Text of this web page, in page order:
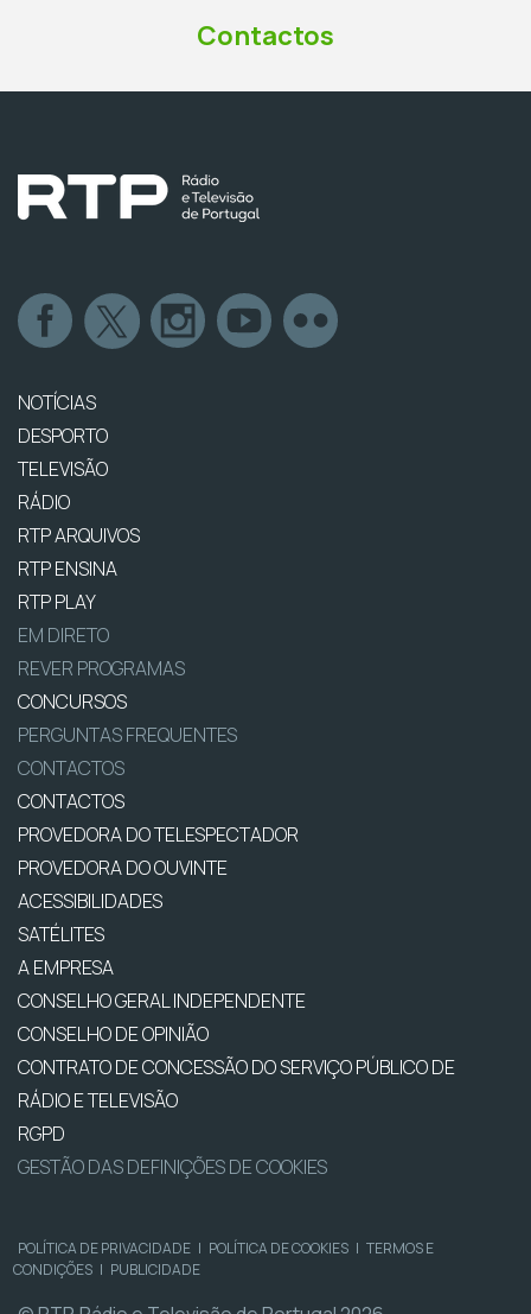
Contactos
NOTÍCIAS
DESPORTO
TELEVISÃO
RÁDIO
RTP ARQUIVOS
RTP ENSINA
RTP PLAY
EM DIRETO
REVER PROGRAMAS
CONCURSOS
PERGUNTAS FREQUENTES
CONTACTOS
CONTACTOS
PROVEDORA DO TELESPECTADOR
PROVEDORA DO OUVINTE
ACESSIBILIDADES
SATÉLITES
A EMPRESA
CONSELHO GERAL INDEPENDENTE
CONSELHO DE OPINIÃO
CONTRATO DE CONCESSÃO DO SERVIÇO PÚBLICO DE
RÁDIO E TELEVISÃO
RGPD
GESTÃO DAS DEFINIÇÕES DE COOKIES
POLÍTICA DE PRIVACIDADE | POLÍTICA DE COOKIES | TERMOS E
CONDIÇÕES | PUBLICIDADE